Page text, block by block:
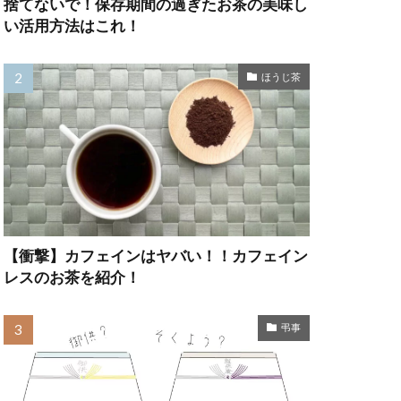
捨てないで！保存期間の過ぎたお茶の美味し
い活用方法はこれ！
ほうじ茶
【衝撃】カフェインはヤバい！！カフェイン
レスのお茶を紹介！
弔事